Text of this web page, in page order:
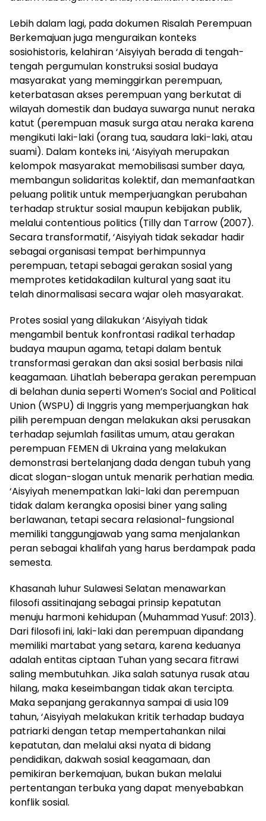
Lebih dalam lagi, pada dokumen Risalah Perempuan
Berkemajuan juga menguraikan konteks
sosiohistoris, kelahiran ‘Aisyiyah berada di tengah-
tengah pergumulan konstruksi sosial budaya
masyarakat yang meminggirkan perempuan,
keterbatasan akses perempuan yang berkutat di
wilayah domestik dan budaya suwarga nunut neraka
katut (perempuan masuk surga atau neraka karena
mengikuti laki-laki (orang tua, saudara laki-laki, atau
suami). Dalam konteks ini, ‘Aisyiyah merupakan
kelompok masyarakat memobilisasi sumber daya,
membangun solidaritas kolektif, dan memanfaatkan
peluang politik untuk memperjuangkan perubahan
terhadap struktur sosial maupun kebijakan publik,
melalui contentious politics (Tilly dan Tarrow (2007).
Secara transformatif, ‘Aisyiyah tidak sekadar hadir
sebagai organisasi tempat berhimpunnya
perempuan, tetapi sebagai gerakan sosial yang
memprotes ketidakadilan kultural yang saat itu
telah dinormalisasi secara wajar oleh masyarakat.
Protes sosial yang dilakukan ‘Aisyiyah tidak
mengambil bentuk konfrontasi radikal terhadap
budaya maupun agama, tetapi dalam bentuk
transformasi gerakan dan aksi sosial berbasis nilai
keagamaan. Lihatlah beberapa gerakan perempuan
di belahan dunia seperti Women’s Social and Political
Union (WSPU) di Inggris yang memperjuangkan hak
pilih perempuan dengan melakukan aksi perusakan
terhadap sejumlah fasilitas umum, atau gerakan
perempuan FEMEN di Ukraina yang melakukan
demonstrasi bertelanjang dada dengan tubuh yang
dicat slogan-slogan untuk menarik perhatian media.
‘Aisyiyah menempatkan laki-laki dan perempuan
tidak dalam kerangka oposisi biner yang saling
berlawanan, tetapi secara relasional-fungsional
memiliki tanggungjawab yang sama menjalankan
peran sebagai khalifah yang harus berdampak pada
semesta.
Khasanah luhur Sulawesi Selatan menawarkan
filosofi assitinajang sebagai prinsip kepatutan
menuju harmoni kehidupan (Muhammad Yusuf: 2013).
Dari filosofi ini, laki-laki dan perempuan dipandang
memiliki martabat yang setara, karena keduanya
adalah entitas ciptaan Tuhan yang secara fitrawi
saling membutuhkan. Jika salah satunya rusak atau
hilang, maka keseimbangan tidak akan tercipta.
Maka sepanjang gerakannya sampai di usia 109
tahun, ‘Aisyiyah melakukan kritik terhadap budaya
patriarki dengan tetap mempertahankan nilai
kepatutan, dan melalui aksi nyata di bidang
pendidikan, dakwah sosial keagamaan, dan
pemikiran berkemajuan, bukan bukan melalui
pertentangan terbuka yang dapat menyebabkan
konflik sosial.